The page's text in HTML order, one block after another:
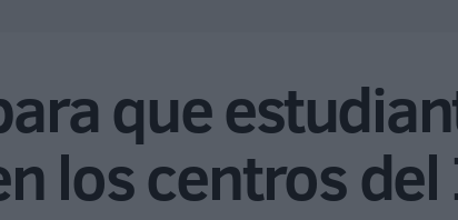
que
los centros